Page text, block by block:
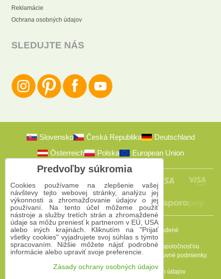
Reklamácie
Ochrana osobných údajov
SLEDUJTE NÁS
Slovensko Česká Republika
Deutschland
Österreich
Polska European Union
2009-2026 © Bomba s.r.o.Všetky práva vyhradené
Táto stránka je chránená programom reCAPTCHA a spoločnosťou
Google. PlatiaPravidlá ochrany osobných údajov Zmluvné podmienky.
Predvoľby súkromia
Zásady ochrany osobných údajov
Predvoľby súkromia
Cookies používame na zlepšenie vašej
návštevy tejto webovej stránky, analýzu jej
výkonnosti a zhromažďovanie údajov o jej
používaní. Na tento účel môžeme použiť
nástroje a služby tretích strán a zhromaždené
údaje sa môžu preniesť k partnerom v EÚ, USA
alebo iných krajinách. Kliknutím na "Prijať
všetky cookies" vyjadrujete svoj súhlas s týmto
spracovaním. Nižšie môžete nájsť podrobné
informácie alebo upraviť svoje preferencie.
Zásady ochrany osobných údajov